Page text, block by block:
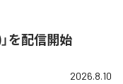
を配信開始
2026.8.10